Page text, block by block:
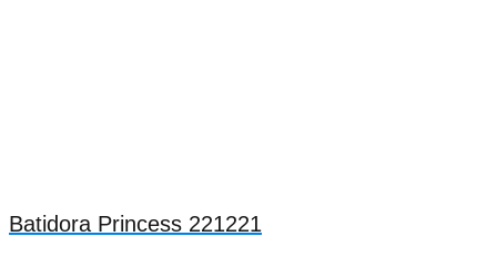
Batidora Princess 221221